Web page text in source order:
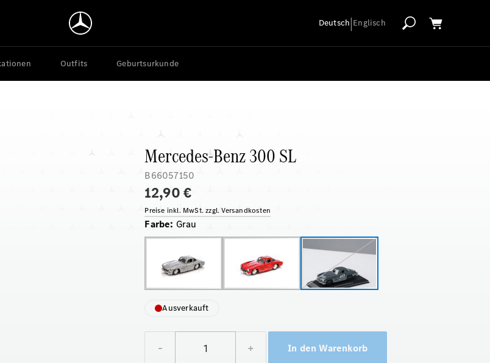
Deutsch|Englisch
Outfits Geburtsurkunde
Mercedes-Benz 300 SL
B66057150
12,90 €
Preise inkl. MwSt. zzgl. Versandkosten
Farbe: Grau
Ausverkauft
– + In den Warenkorb